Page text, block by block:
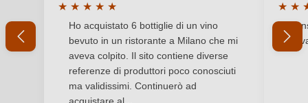
Regione Emilia Romagna
Tappo di bottiglia Tappo in sughero pressato
Ho dimenticato la mia password.
★ ★ ★ ★ ★
Valutazione media di 5 su 5 stelle
Ho acquistato 6 bottiglie di un vino
bevuto in un ristorante a Milano che mi
aveva colpito. Il sito contiene diverse
referenze di produttori poco conosciuti
ma validissimi. Continuerò ad
★ ★